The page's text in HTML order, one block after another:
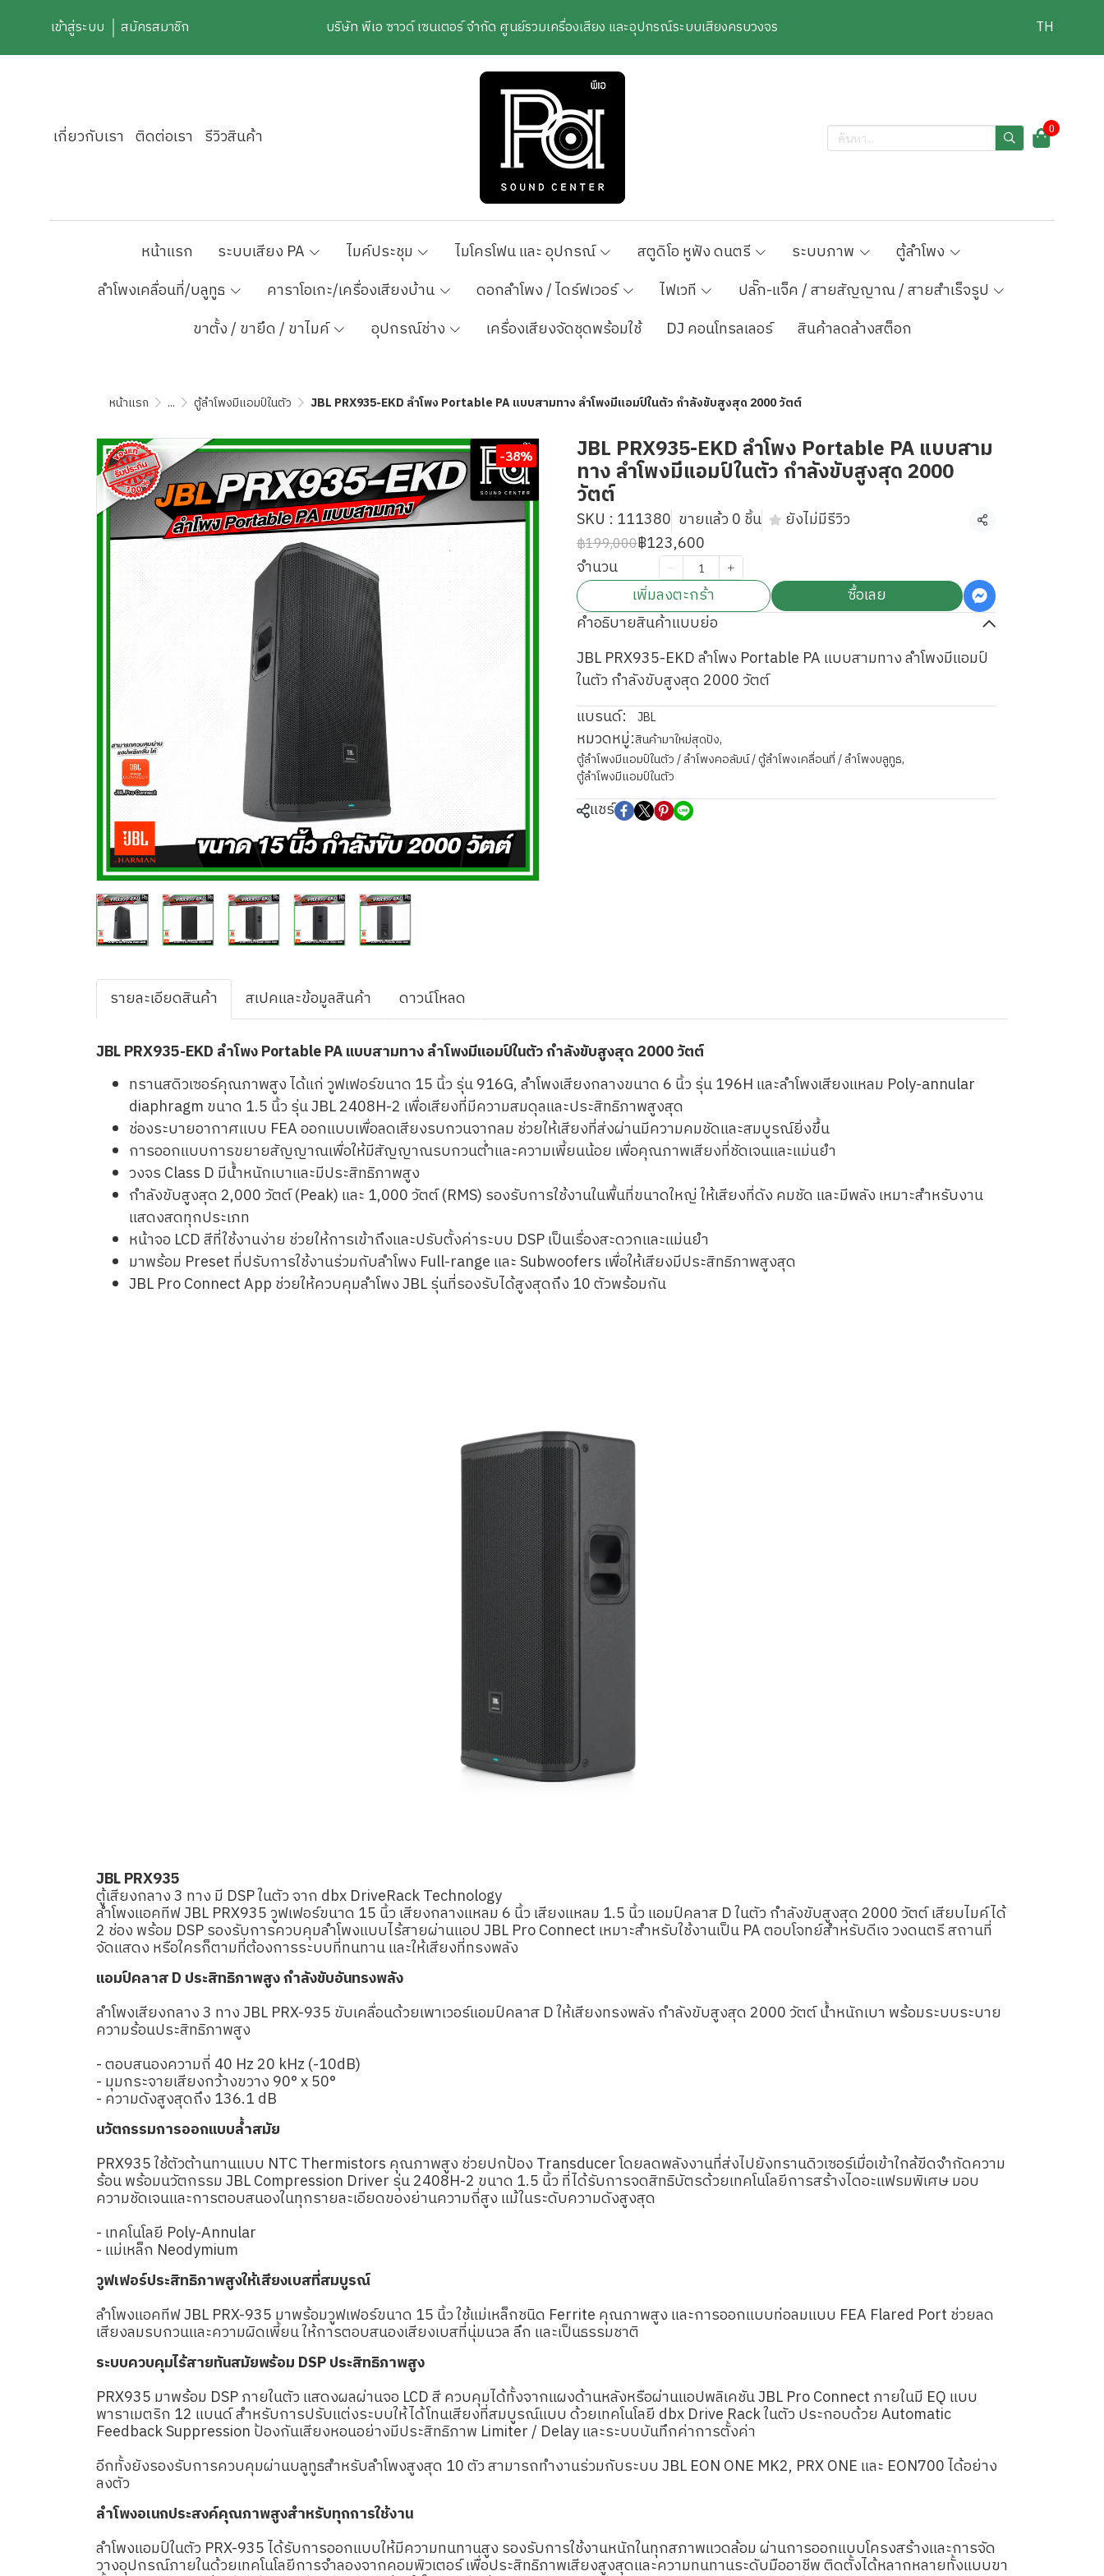
เข้าสู่ระบบ สมัครสมาชิก บริษัท พีเอ ซาวด์ เซนเตอร์ จำกัด ศูนย์รวมเครื่องเสียง และอุปกรณ์ระบบเสียงครบวงจร TH
เกี่ยวกับเรา ติดต่อเรา รีวิวสินค้า 0
หน้าแรก ระบบเสียง PA ไมค์ประชุม ไมโครโฟน และ อุปกรณ์ สตูดิโอ หูฟัง ดนตรี ระบบภาพ
ตู้ลำโพง
ลำโพงเคลื่อนที่/บลูทูธ
คาราโอเกะ/เครื่องเสียงบ้าน ดอกลำโพง / ไดร์ฟเวอร์ ไฟเวที
ปลั๊ก-แจ็ค / สายสัญญาณ / สายสำเร็จรูป
ขาตั้ง / ขายึด / ขาไมค์
อุปกรณ์ช่าง เครื่องเสียงจัดชุดพร้อมใช้ DJ คอนโทรลเลอร์ สินค้าลดล้างสต็อก
หน้าแรก ... ตู้ลำโพงมีแอมป์ในตัว JBL PRX935-EKD ลำโพง Portable PA แบบสามทาง ลำโพงมีแอมป์ในตัว กำลังขับสูงสุด 2000 วัตต์
-38% JBL PRX935-EKD ลำโพง Portable PA แบบสาม
ทาง ลำโพงมีแอมป์ในตัว กำลังขับสูงสุด 2000
วัตต์
SKU : 111380 ขายแล้ว 0 ชิ้น ยังไม่มีรีวิว แชร์
฿199,000฿123,600
จำนวน
เพิ่มลงตะกร้า
ซื้อเลย
คำอธิบายสินค้าแบบย่อ
JBL PRX935-EKD ลำโพง Portable PA แบบสามทาง ลำโพงมีแอมป์
ในตัว กำลังขับสูงสุด 2000 วัตต์
แบรนด์:
JBL
หมวดหมู่:สินค้ามาใหม่สุดปัง,
ตู้ลำโพงมีแอมป์ในตัว / ลำโพงคอลัมน์ / ตู้ลำโพงเคลื่อนที่ / ลำโพงบลูทูธ,
ตู้ลำโพงมีแอมป์ในตัว
แชร์
รายละเอียดสินค้า สเปคและข้อมูลสินค้า ดาวน์โหลด
JBL PRX935-EKD ลำโพง Portable PA แบบสามทาง ลำโพงมีแอมป์ในตัว กำลังขับสูงสุด 2000 วัตต์
ทรานสดิวเซอร์คุณภาพสูง ได้แก่ วูฟเฟอร์ขนาด 15 นิ้ว รุ่น 916G, ลำโพงเสียงกลางขนาด 6 นิ้ว รุ่น 196H และลำโพงเสียงแหลม Poly-annular
diaphragm ขนาด 1.5 นิ้ว รุ่น JBL 2408H-2 เพื่อเสียงที่มีความสมดุลและประสิทธิภาพสูงสุด
ช่องระบายอากาศแบบ FEA ออกแบบเพื่อลดเสียงรบกวนจากลม ช่วยให้เสียงที่ส่งผ่านมีความคมชัดและสมบูรณ์ยิ่งขึ้น
การออกแบบการขยายสัญญาณเพื่อให้มีสัญญาณรบกวนต่ำและความเพี้ยนน้อย เพื่อคุณภาพเสียงที่ชัดเจนและแม่นยำ
วงจร Class D มีน้ำหนักเบาและมีประสิทธิภาพสูง
กำลังขับสูงสุด 2,000 วัตต์ (Peak) และ 1,000 วัตต์ (RMS) รองรับการใช้งานในพื้นที่ขนาดใหญ่ ให้เสียงที่ดัง คมชัด และมีพลัง เหมาะสำหรับงาน
แสดงสดทุกประเภท
หน้าจอ LCD สีที่ใช้งานง่าย ช่วยให้การเข้าถึงและปรับตั้งค่าระบบ DSP เป็นเรื่องสะดวกและแม่นยำ
มาพร้อม Preset ที่ปรับการใช้งานร่วมกับลำโพง Full-range และ Subwoofers เพื่อให้เสียงมีประสิทธิภาพสูงสุด
JBL Pro Connect App ช่วยให้ควบคุมลำโพง JBL รุ่นที่รองรับได้สูงสุดถึง 10 ตัวพร้อมกัน
JBL PRX935
ตู้เสียงกลาง 3 ทาง มี DSP ในตัว จาก dbx DriveRack Technology
ลำโพงแอคทีฟ JBL PRX935 วูฟเฟอร์ขนาด 15 นิ้ว เสียงกลางแหลม 6 นิ้ว เสียงแหลม 1.5 นิ้ว แอมป์คลาส D ในตัว กำลังขับสูงสุด 2000 วัตต์ เสียบไมค์ได้
2 ช่อง พร้อม DSP รองรับการควบคุมลำโพงแบบไร้สายผ่านแอป JBL Pro Connect เหมาะสำหรับใช้งานเป็น PA ตอบโจทย์สำหรับดีเจ วงดนตรี สถานที่
จัดแสดง หรือใครก็ตามที่ต้องการระบบที่ทนทาน และให้เสียงที่ทรงพลัง
แอมป์คลาส D ประสิทธิภาพสูง กำลังขับอันทรงพลัง
ลำโพงเสียงกลาง 3 ทาง JBL PRX-935 ขับเคลื่อนด้วยเพาเวอร์แอมป์คลาส D ให้เสียงทรงพลัง กำลังขับสูงสุด 2000 วัตต์ น้ำหนักเบา พร้อมระบบระบาย
ความร้อนประสิทธิภาพสูง
- ตอบสนองความถี่ 40 Hz 20 kHz (-10dB)
- มุมกระจายเสียงกว้างขวาง 90° x 50°
- ความดังสูงสุดถึง 136.1 dB
นวัตกรรมการออกแบบล้ำสมัย
PRX935 ใช้ตัวต้านทานแบบ NTC Thermistors คุณภาพสูง ช่วยปกป้อง Transducer โดยลดพลังงานที่ส่งไปยังทรานดิวเซอร์เมื่อเข้าใกล้ขีดจำกัดความ
ร้อน พร้อมนวัตกรรม JBL Compression Driver รุ่น 2408H-2 ขนาด 1.5 นิ้ว ที่ได้รับการจดสิทธิบัตรด้วยเทคโนโลยีการสร้างไดอะแฟรมพิเศษ มอบ
ความชัดเจนและการตอบสนองในทุกรายละเอียดของย่านความถี่สูง แม้ในระดับความดังสูงสุด
- เทคโนโลยี Poly-Annular
- แม่เหล็ก Neodymium
วูฟเฟอร์ประสิทธิภาพสูงให้เสียงเบสที่สมบูรณ์
ลำโพงแอคทีฟ JBL PRX-935 มาพร้อมวูฟเฟอร์ขนาด 15 นิ้ว ใช้แม่เหล็กชนิด Ferrite คุณภาพสูง และการออกแบบท่อลมแบบ FEA Flared Port ช่วยลด
เสียงลมรบกวนและความผิดเพี้ยน ให้การตอบสนองเสียงเบสที่นุ่มนวล ลึก และเป็นธรรมชาติ
ระบบควบคุมไร้สายทันสมัยพร้อม DSP ประสิทธิภาพสูง
PRX935 มาพร้อม DSP ภายในตัว แสดงผลผ่านจอ LCD สี ควบคุมได้ทั้งจากแผงด้านหลังหรือผ่านแอปพลิเคชัน JBL Pro Connect ภายในมี EQ แบบ
พาราเมตริก 12 แบนด์ สำหรับการปรับแต่งระบบให้ได้โทนเสียงที่สมบูรณ์แบบ ด้วยเทคโนโลยี dbx Drive Rack ในตัว ประกอบด้วย Automatic
Feedback Suppression ป้องกันเสียงหอนอย่างมีประสิทธิภาพ Limiter / Delay และระบบบันทึกค่าการตั้งค่า
อีกทั้งยังรองรับการควบคุมผ่านบลูทูธสำหรับลำโพงสูงสุด 10 ตัว สามารถทำงานร่วมกับระบบ JBL EON ONE MK2, PRX ONE และ EON700 ได้อย่าง
ลงตัว
ลำโพงอเนกประสงค์คุณภาพสูงสำหรับทุกการใช้งาน
ลำโพงแอมป์ในตัว PRX-935 ได้รับการออกแบบให้มีความทนทานสูง รองรับการใช้งานหนักในทุกสภาพแวดล้อม ผ่านการออกแบบโครงสร้างและการจัด
วางอุปกรณ์ภายในด้วยเทคโนโลยีการจำลองจากคอมพิวเตอร์ เพื่อประสิทธิภาพเสียงสูงสุดและความทนทานระดับมืออาชีพ ติดตั้งได้หลากหลายทั้งแบบขา